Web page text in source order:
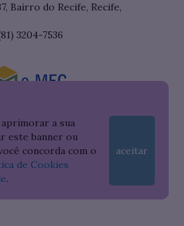
aprimorar a sua
este banner ou
concorda com o
de Cookies
.
aceitar
Bairro do Recife, Recife,
3204-7536
Instituição no Sistema do e-MEC